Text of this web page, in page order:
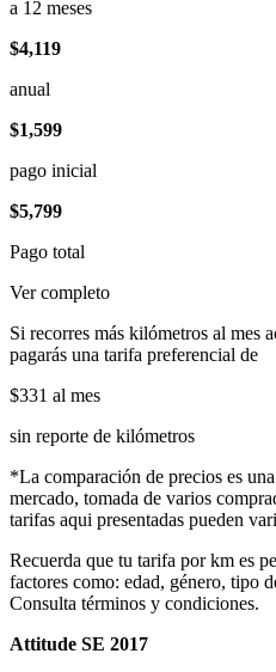
a 12 meses
$4,119
anual
$1,599
pago inicial
$5,799
Pago total
Ver completo
Si recorres más kilómetros al mes
pagarás una tarifa preferencial de
$331 al mes
sin reporte de kilómetros
*La comparación de precios es
mercado, tomada de varios
tarifas aqui presentadas pueden
Recuerda que tu tarifa por km es
factores como: edad, género, tipo
Consulta términos y condiciones.
Attitude SE 2017